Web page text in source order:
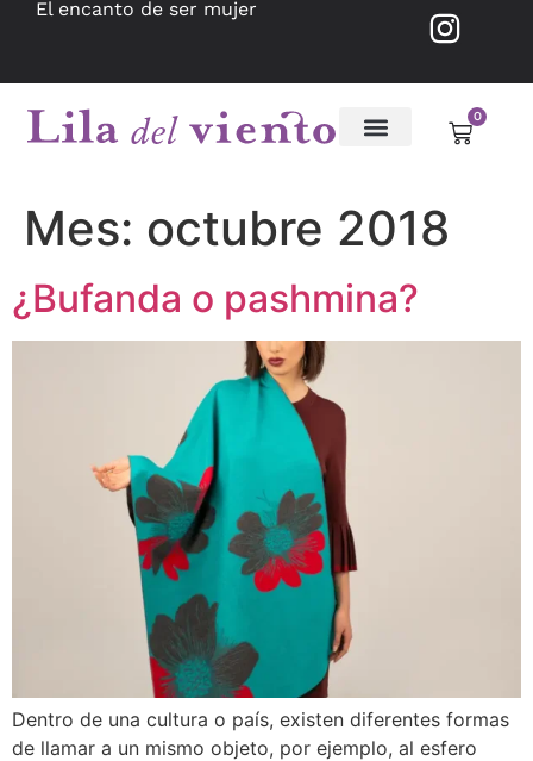
El encanto de ser mujer
0
Mes: octubre 2018
¿Bufanda o pashmina?
Dentro de una cultura o país, existen diferentes formas
de llamar a un mismo objeto, por ejemplo, al esfero